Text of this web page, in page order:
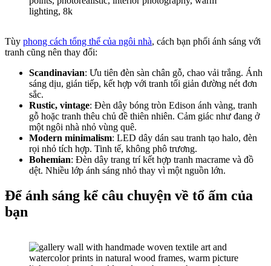
Tùy phong cách tổng thể của ngôi nhà, cách bạn phối ánh sáng với
tranh cũng nên thay đổi:
Scandinavian: Ưu tiên đèn sàn chân gỗ, chao vải trắng. Ánh
sáng dịu, gián tiếp, kết hợp với tranh tối giản đường nét đơn
sắc.
Rustic, vintage: Đèn dây bóng tròn Edison ánh vàng, tranh
gỗ hoặc tranh thêu chủ đề thiên nhiên. Cảm giác như đang ở
một ngôi nhà nhỏ vùng quê.
Modern minimalism: LED dây dán sau tranh tạo halo, đèn
rọi nhỏ tích hợp. Tinh tế, không phô trương.
Bohemian: Đèn dây trang trí kết hợp tranh macrame và đồ
dệt. Nhiều lớp ánh sáng nhỏ thay vì một nguồn lớn.
Để ánh sáng kể câu chuyện về tổ ấm của
bạn